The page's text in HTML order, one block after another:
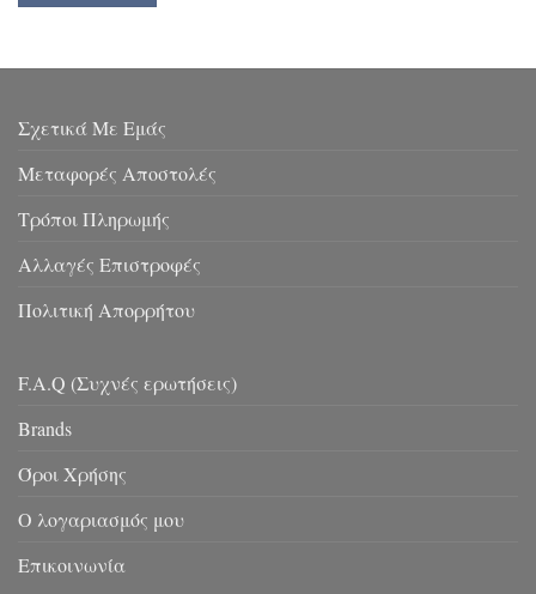
Σχετικά Με Εμάς
Μεταφορές Αποστολές
Τρόποι Πληρωμής
Αλλαγές Επιστροφές
Πολιτική Απορρήτου
F.A.Q (Συχνές ερωτήσεις)
Brands
Όροι Χρήσης
Ο λογαριασμός μου
Επικοινωνία